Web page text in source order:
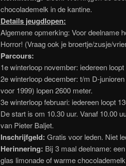
chocolademelk in de kantine.
Details jeugdlopen:
Algemene opmerking: Voor deelname
Horror! (Vraag ook je broertje/zusje/
Parcours:
1e winterloop november: iedereen
2e winterloop december: t/m D-
voor 1999) lopen 2600 meter.
3e winterloop februari: iedereen loopt
De start is om 10.30 uur. Vanaf 10.00
van Pieter Baljet.
Inschrijfgeld: Gratis voor leden. Niet
Herinnering: Bij 3 maal deelname:
glas limonade of warme